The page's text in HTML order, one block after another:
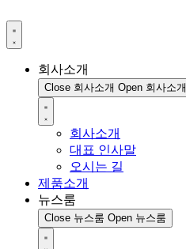
회사소개
Close 회사소개 Open 회사소개
회사소개
대표 인사말
오시는 길
제품소개
뉴스룸
Close 뉴스룸 Open 뉴스룸